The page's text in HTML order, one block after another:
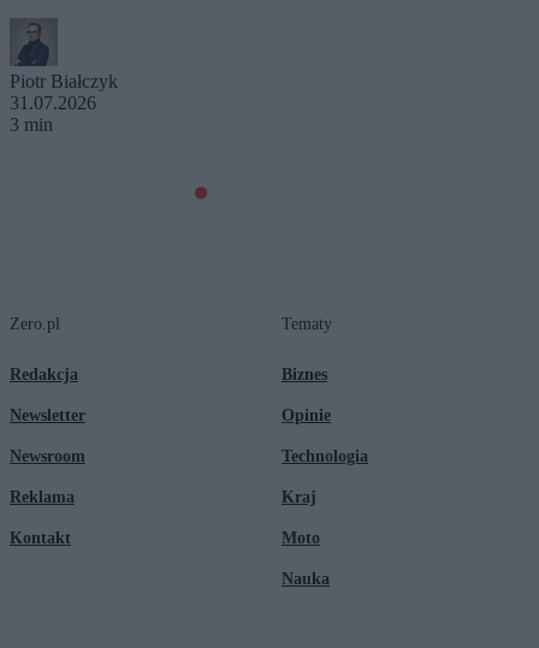
Piotr Białczyk
31.07.2026
3 min
Zero.pl
Redakcja
Newsletter
Newsroom
Reklama
Kontakt
Tematy
Biznes
Opinie
Technologia
Kraj
Moto
Nauka